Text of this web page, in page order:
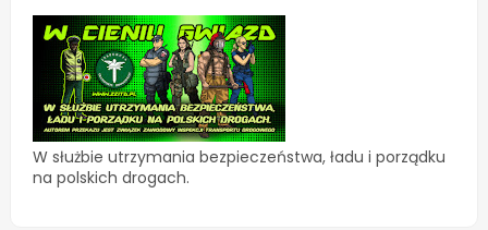
W służbie utrzymania bezpieczeństwa, ładu i porządku
na polskich drogach.